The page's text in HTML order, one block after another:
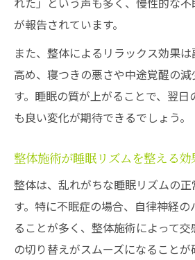
が報告されています。
また、整体によるリラックス効果
高め、寝つきの悪さや中途覚醒の減
す。睡眠の質が上がることで、翌
も良い変化が期待できるでしょう。
整体施術が睡眠リズムを整える効
整体は、乱れがちな睡眠リズムの
す。特に不眠症の場合、自律神経
ることが多く、整体施術によって
の切り替えがスムーズになることが